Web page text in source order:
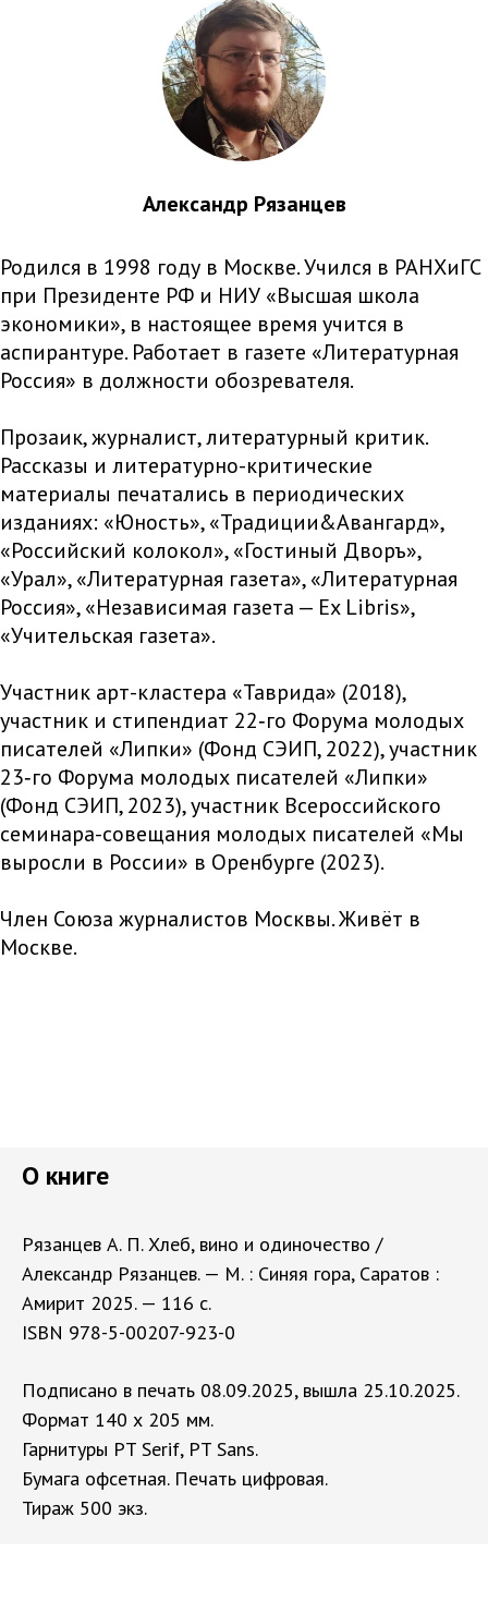
Александр Рязанцев
Родился в 1998 году в Москве. Учился в РАНХиГС
при Президенте РФ и НИУ «Высшая школа
экономики», в настоящее время учится в
аспирантуре. Работает в газете «Литературная
Россия» в должности обозревателя.
Прозаик, журналист, литературный критик.
Рассказы и литературно-критические
материалы печатались в периодических
изданиях: «Юность», «Традиции&Авангард»,
«Российский колокол», «Гостиный Дворъ»,
«Урал», «Литературная газета», «Литературная
Россия», «Независимая газета — Ex Libris»,
«Учительская газета».
Участник арт-кластера «Таврида» (2018),
участник и стипендиат 22‑го Форума молодых
писателей «Липки» (Фонд СЭИП, 2022), участник
23‑го Форума молодых писателей «Липки»
(Фонд СЭИП, 2023), участник Всероссийского
семинара-совещания молодых писателей «Мы
выросли в России» в Оренбурге (2023).
Член Союза журналистов Москвы. Живёт в
Москве.
О книге
Рязанцев А. П. Хлеб, вино и одиночество /
Александр Рязанцев. — М. : Синяя гора, Саратов :
Амирит 2025. — 116 с.
ISBN 978-5-00207-923-0
Подписано в печать 08.09.2025, вышла 25.10.2025.
Формат 140 х 205 мм.
Гарнитуры PT Serif, PT Sans.
Бумага офсетная. Печать цифровая.
Тираж 500 экз.